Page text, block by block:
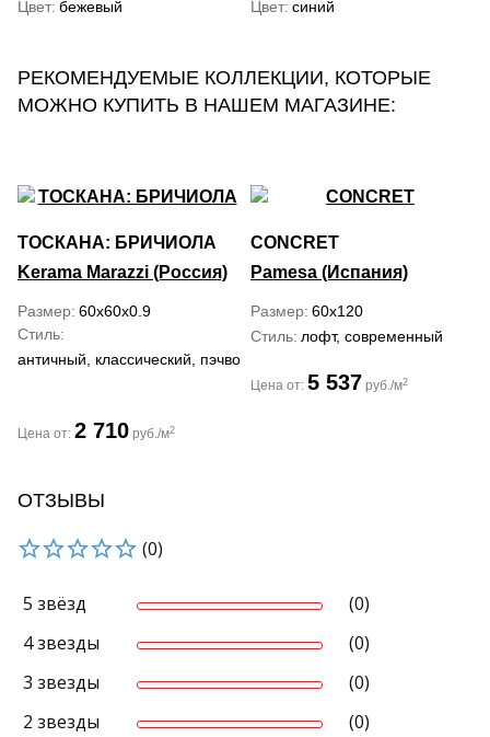
Цвет бежевый Цвет синий
РЕКОМЕНДУЕМЫЕ КОЛЛЕКЦИИ, КОТОРЫЕ
МОЖНО КУПИТЬ В НАШЕМ МАГАЗИНЕ:
ТОСКАНА: БРИЧИОЛА
Kerama Marazzi (Россия)
Размер 60x60x0.9
Стиль
античный, классический, пэчворк, современный, черно-белый
Цена от: 2 710 руб./м2
CONCRET
Pamesa (Испания)
Размер 60x120
Стиль лофт, современный
Цена от: 5 537 руб./м2
ОТЗЫВЫ
(0)
5 звёзд
(0)
4 звезды
(0)
3 звезды
(0)
2 звезды
(0)